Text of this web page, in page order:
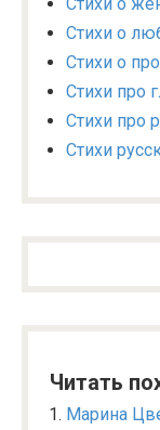
Стихи о
Стихи о
Стихи про
Стихи про
Стихи
Читать
Марина